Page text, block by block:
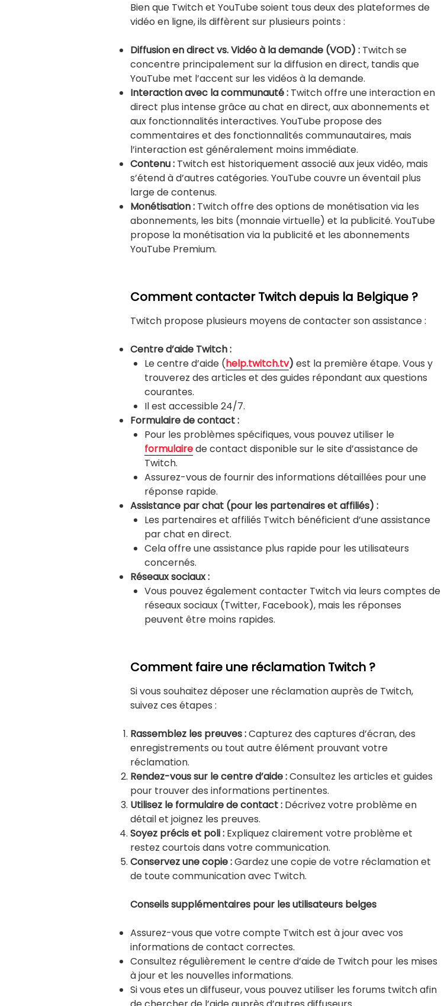
Bien que Twitch et YouTube soient tous deux des plateformes de
vidéo en ligne, ils diffèrent sur plusieurs points :
Diffusion en direct vs. Vidéo à la demande (VOD) : Twitch se
concentre principalement sur la diffusion en direct, tandis que
YouTube met l’accent sur les vidéos à la demande.
Interaction avec la communauté : Twitch offre une interaction en
direct plus intense grâce au chat en direct, aux abonnements et
aux fonctionnalités interactives. YouTube propose des
commentaires et des fonctionnalités communautaires, mais
l’interaction est généralement moins immédiate.
Contenu : Twitch est historiquement associé aux jeux vidéo, mais
s’étend à d’autres catégories. YouTube couvre un éventail plus
large de contenus.
Monétisation : Twitch offre des options de monétisation via les
abonnements, les bits (monnaie virtuelle) et la publicité. YouTube
propose la monétisation via la publicité et les abonnements
YouTube Premium.
Comment contacter Twitch depuis la Belgique ?
Twitch propose plusieurs moyens de contacter son assistance :
Centre d’aide Twitch :
Le centre d’aide (help.twitch.tv) est la première étape. Vous y
trouverez des articles et des guides répondant aux questions
courantes.
Il est accessible 24/7.
Formulaire de contact :
Pour les problèmes spécifiques, vous pouvez utiliser le
formulairede contact disponible sur le site d’assistance de
Twitch.
Assurez-vous de fournir des informations détaillées pour une
réponse rapide.
Assistance par chat (pour les partenaires et affiliés) :
Les partenaires et affiliés Twitch bénéficient d’une assistance
par chat en direct.
Cela offre une assistance plus rapide pour les utilisateurs
concernés.
Réseaux sociaux :
Vous pouvez également contacter Twitch via leurs comptes de
réseaux sociaux (Twitter, Facebook), mais les réponses
peuvent être moins rapides.
Comment faire une réclamation Twitch ?
Si vous souhaitez déposer une réclamation auprès de Twitch,
suivez ces étapes :
Rassemblez les preuves :Capturez des captures d’écran, des
enregistrements ou tout autre élément prouvant votre
réclamation.
Rendez-vous sur le centre d’aide :Consultez les articles et guides
pour trouver des informations pertinentes.
Utilisez le formulaire de contact : Décrivez votre problème en
détail et joignez les preuves.
Soyez précis et poli : Expliquez clairement votre problème et
restez courtois dans votre communication.
Conservez une copie :Gardez une copie de votre réclamation et
de toute communication avec Twitch.
Conseils supplémentaires pour les utilisateurs belges
Assurez-vous que votre compte Twitch est à jour avec vos
informations de contact correctes.
Consultez régulièrement le centre d’aide de Twitch pour les mises
à jour et les nouvelles informations.
Si vous etes un diffuseur, vous pouvez utiliser les forums twitch afin